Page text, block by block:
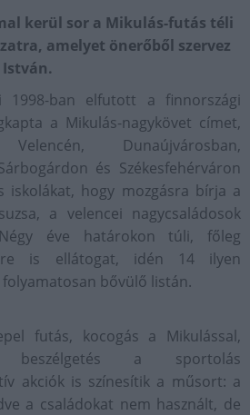
kerül sor a Mikulás-futás téli
amelyet önerőből szervez
1998-ban elfutott a finnországi
a Mikulás-nagykövet címet,
Dunaújvárosban,
és Székesfehérváron
iskolákat, hogy mozgásra bírja a
a velencei nagycsaládosok
éve határokon túli, főleg
is ellátogat, idén 14 ilyen
bővülő listán.
futás, kocogás a Mikulással,
beszélgetés a sportolás
akciók is színesítik a műsort: a
a családokat nem használt, de